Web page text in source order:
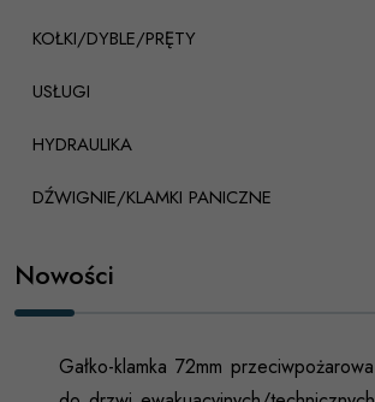
KOŁKI/DYBLE/PRĘTY
USŁUGI
HYDRAULIKA
DŹWIGNIE/KLAMKI PANICZNE
Nowości
Gałko-klamka 72mm przeciwpożarowa